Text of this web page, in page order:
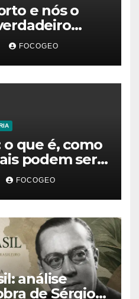
e nós o
de
FOCOGEO
o que é, como
podem ser
fenômeno
no Brasil e
FOCOGEO
análise
de Sérgio